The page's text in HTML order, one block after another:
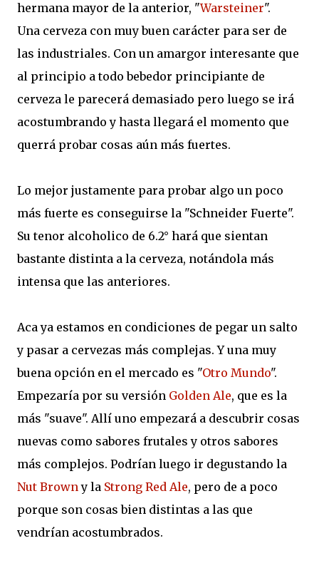
hermana mayor de la anterior, "Warsteiner".
Una cerveza con muy buen carácter para ser de
las industriales. Con un amargor interesante que
al principio a todo bebedor principiante de
cerveza le parecerá demasiado pero luego se irá
acostumbrando y hasta llegará el momento que
querrá probar cosas aún más fuertes.
Lo mejor justamente para probar algo un poco
más fuerte es conseguirse la "Schneider Fuerte".
Su tenor alcoholico de 6.2° hará que sientan
bastante distinta a la cerveza, notándola más
intensa que las anteriores.
Aca ya estamos en condiciones de pegar un salto
y pasar a cervezas más complejas. Y una muy
buena opción en el mercado es "Otro Mundo".
Empezaría por su versión Golden Ale, que es la
más "suave". Allí uno empezará a descubrir cosas
nuevas como sabores frutales y otros sabores
más complejos. Podrían luego ir degustando la
Nut Browny la Strong Red Ale, pero de a poco
porque son cosas bien distintas a las que
vendrían acostumbrados.